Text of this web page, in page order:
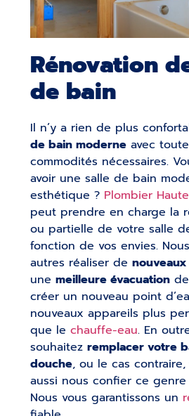
Rénovation
de bain
Il n’y a rien de plus
de bain moderne avec
commodités nécessaires.
avoir une salle de bain
esthétique ? Plombier
peut prendre en charge la
ou partielle de votre salle
fonction de vos envies.
autres réaliser de
unemeilleure évacuation
créer un nouveau point
nouveaux appareils plus
que lechauffe-eau. En
souhaitezremplacer votre
douche, ou le cas
aussi nous confier ce
Nous vous garantissons un